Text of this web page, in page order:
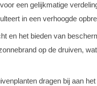
een gelijkmatige
in een verhoogde
en het bieden van
op de druiven,
dragen bij aan